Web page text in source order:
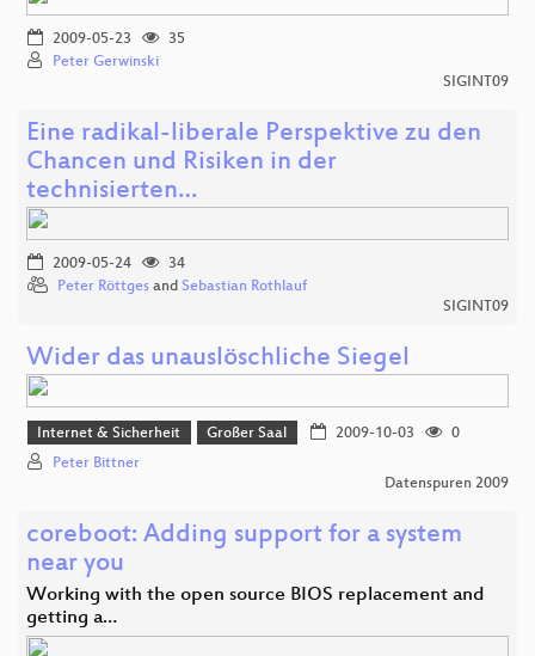
2009-05-23
35
Peter Gerwinski
SIGINT09
Eine radikal-liberale Perspektive zu den
Chancen und Risiken in der
technisierten…
2009-05-24
34
Peter Röttges and Sebastian Rothlauf
SIGINT09
Wider das unauslöschliche Siegel
Internet & Sicherheit Großer Saal 2009-10-03
0
Peter Bittner
Datenspuren 2009
coreboot: Adding support for a system
near you
Working with the open source BIOS replacement and
getting a…